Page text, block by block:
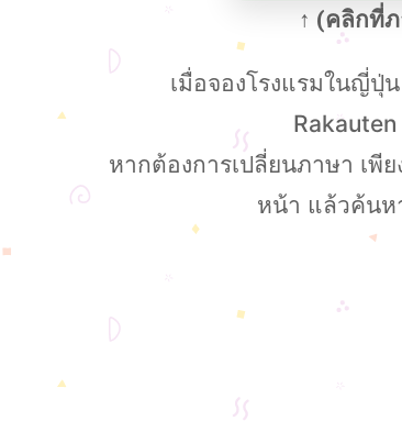
↑ (คลิกที่
เมื่อจองโรงแรมในญี่ปุ่
หากต้องการเปลี่ยนภาษา เพี
หน้า แล้วค้นห